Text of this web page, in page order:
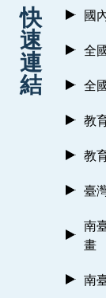
快
速
連
結
國
全
全
教
教
臺
南
畫
南